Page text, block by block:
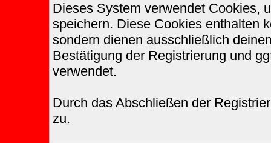
Dieses System verwendet Cookies,
speichern. Diese Cookies enthalten
sondern dienen ausschließlich
Bestätigung der Registrierung und
verwendet.
Durch das Abschließen der
zu.